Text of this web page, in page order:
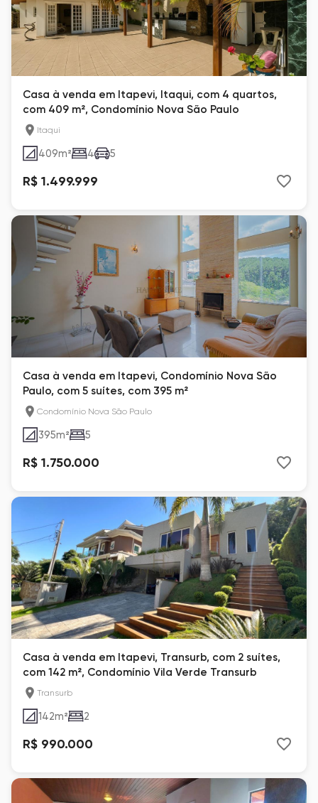
Casa à venda em Itapevi, Itaqui, com 4 quartos,
com 409 m², Condomínio Nova São Paulo
Itaqui
409m² 4 5
R$ 1.499.999
Casa à venda em Itapevi, Condomínio Nova São
Paulo, com 5 suítes, com 395 m²
Condomínio Nova São Paulo
395m² 5
R$ 1.750.000
Casa à venda em Itapevi, Transurb, com 2 suítes,
com 142 m², Condomínio Vila Verde Transurb
Transurb
142m² 2
R$ 990.000